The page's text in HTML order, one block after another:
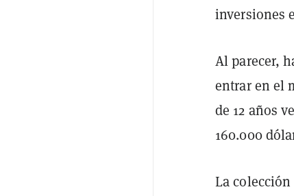
inversiones
Al parecer,
entrar en el
de 12 años
160.000
La